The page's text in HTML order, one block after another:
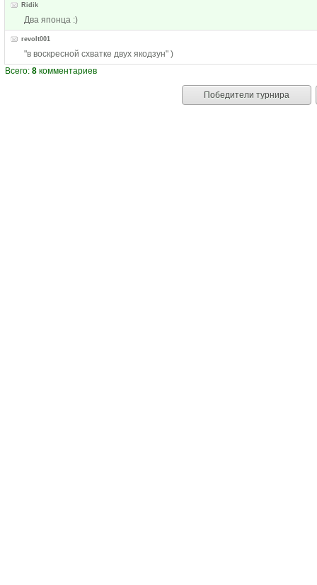
Ridik
Два японца :)
revolt001
"в воскресной схватке двух якодзун" )
Всего: 8 комментариев
Победители турнира